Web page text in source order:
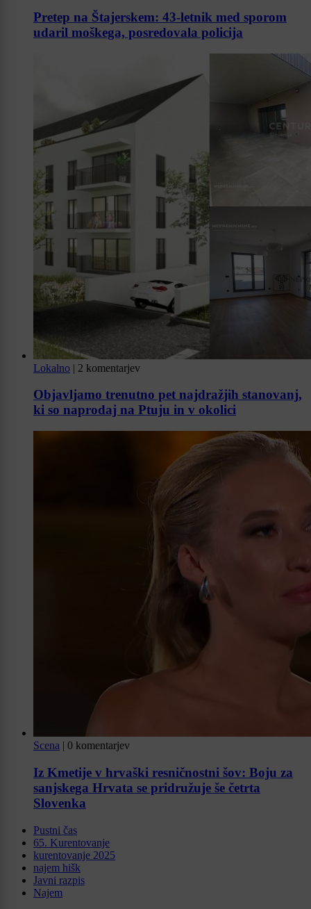
Pretep na Štajerskem: 43-letnik med sporom
udaril moškega, posredovala policija
Lokalno | 2 komentarjev
Objavljamo trenutno pet najdražjih stanovanj,
ki so naprodaj na Ptuju in v okolici
Scena | 0 komentarjev
Iz Kmetije v hrvaški resničnostni šov: Boju za
sanjskega Hrvata se pridružuje še četrta
Slovenka
Pustni čas
65. Kurentovanje
kurentovanje 2025
najem hišk
Javni razpis
Najem